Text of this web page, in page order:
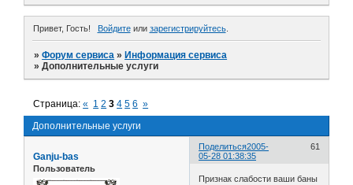
Привет, Гость! Войдитеили зарегистрируйтесь.
»Форум сервиса »Информация сервиса
»Дополнительные услуги
Дополнительные услуги
Страница:« 1 2 3 4 5 6 »
Поделиться 61
2005-
05-28 01:38:35
Ganju-bas
Пользователь
Признак слабости ваши баны